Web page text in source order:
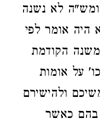
ומש"ה לא נשנה
היה אומר לפי
הקודמת
על אומות
ולהישירם
בהם כאשר